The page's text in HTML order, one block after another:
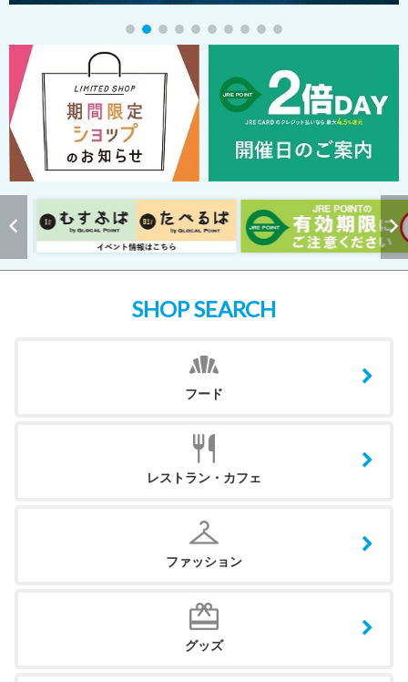
SHOP SEARCH
フード
レストラン・カフェ
ファッション
グッズ